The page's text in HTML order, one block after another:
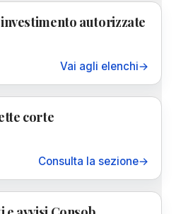
autorizzate
Vai agli elenchi→
corte
Consulta la sezione→